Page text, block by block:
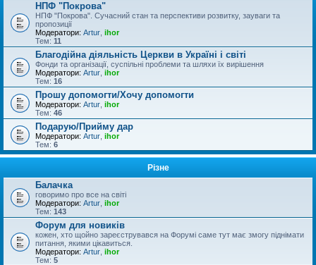
НПФ "Покрова"
НПФ "Покрова". Сучасний стан та перспективи розвитку, зауваги та
пропозиції
Модератори: Artur ihor
Тем: 11
Благодійна діяльність Церкви в Україні і світі
Фонди та організації, суспільні проблеми та шляхи їх вирішення
Модератори: Artur ihor
Тем: 16
Прошу допомогти/Хочу допомогти
Модератори: Artur ihor
Тем: 46
Подарую/Прийму дар
Модератори: Artur ihor
Тем: 6
Різне
Балачка
говоримо про все на світі
Модератори: Artur ihor
Тем: 143
Форум для новиків
кожен, хто щойно зареєструвався на Форумі саме тут має змогу піднімати
питання, якими цікавиться.
Модератори: Artur ihor
Тем: 5